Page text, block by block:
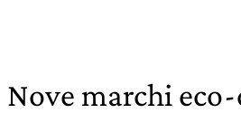
Nove marchi